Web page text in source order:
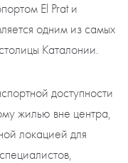
El Prat и
одним из самых
Каталонии.
доступности
жилью вне центра,
локацией для